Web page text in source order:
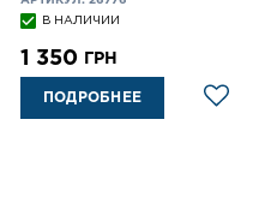
В НАЛИЧИИ
1 350 ГРН
ПОДРОБНЕЕ